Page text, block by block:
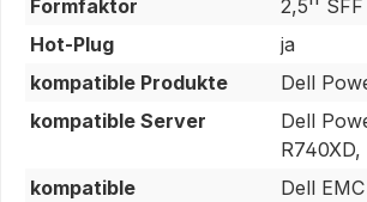
Formfaktor
2,5'' SFF
Hot-Plug
ja
kompatible Produkte
Dell
kompatible Server
Dell
kompatible
Dell